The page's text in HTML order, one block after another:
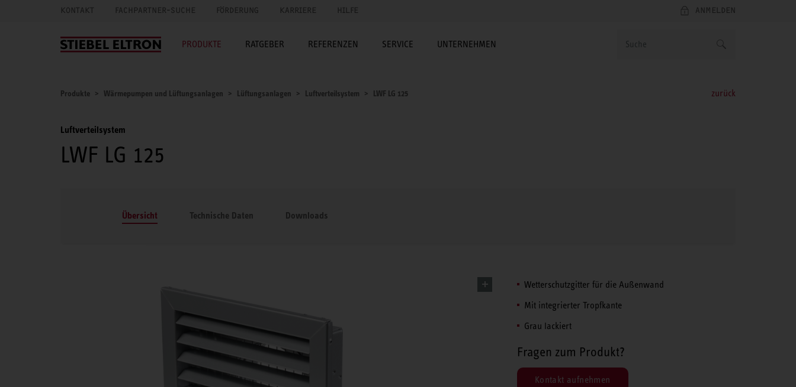
KONTAKT FACHPARTNER-SUCHE FÖRDERUNG KARRIERE HILFE ANMELDEN
PRODUKTE RATGEBER REFERENZEN SERVICE UNTERNEHMEN
Produkte Wärmepumpen und Lüftungsanlagen Lüftungsanlagen Luftverteilsystem LWF LG 125 zurück
Luftverteilsystem
LWF LG 125
Übersicht Technische Daten Downloads
Wetterschutzgitter für die Außenwand
Mit integrierter Tropfkante
Grau lackiert
Fragen zum Produkt?
Kontakt aufnehmen